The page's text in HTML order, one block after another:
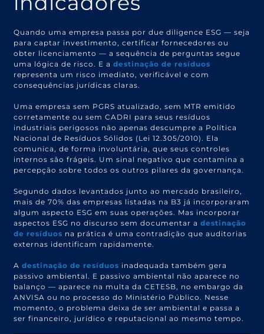
Quando uma empresa passa por due diligence ESG — seja
para captar investimento, certificar fornecedores ou
obter licenciamento — a sequência de perguntas segue
uma lógica de risco. E adestinação de resíduos
representa um risco imediato, verificável e com
consequências jurídicas claras.
Uma empresa sem PGRS atualizado, sem MTR emitido
corretamente ou sem CADRI para seus resíduos
industriais perigosos não apenas descumpre a Política
Nacional de Resíduos Sólidos (Lei 12.305/2010). Ela
comunica, de forma involuntária, que seus controles
internos são frágeis. Um sinal negativo que contamina a
percepção sobre todos os outros pilares da governança.
Segundo dados levantados junto ao mercado brasileiro,
mais de 70% das empresas listadas na B3 já incorporaram
algum aspecto ESG em suas operações. Mas incorporar
aspectos ESG no discurso sem documentar adestinação
de resíduos na prática é uma contradição que auditorias
externas identificam rapidamente.
Adestinação de resíduos inadequada também gera
passivo ambiental. E passivo ambiental não aparece no
balanço — aparece na multa da CETESB, no embargo da
ANVISA ou no processo do Ministério Público. Nesse
momento, o problema deixa de ser ambiental e passa a
ser financeiro, jurídico e reputacional ao mesmo tempo.